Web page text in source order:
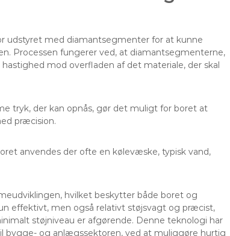
udstyret med diamantsegmenter for at kunne
Processen fungerer ved, at diamantsegmenterne,
mod overfladen af det materiale, der skal
tryk, der kan opnås, gør det muligt for boret at
præcision.
anvendes der ofte en kølevæske, typisk vand,
hvilket beskytter både boret og
effektivt, men også relativt støjsvagt og præcist,
støjniveau er afgørende. Denne teknologi har
bygge- og anlægssektoren, ved at muliggøre hurtig